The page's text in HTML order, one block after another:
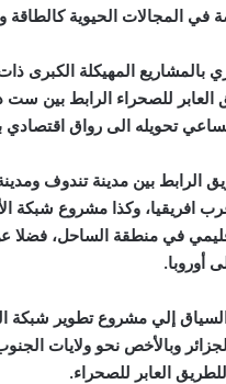
في المجالات الحيوية كالطاقة
المهيكلة الكبرى
العابر للصحراء الرابط بين
تحويله الى رواق اقتصادي
الرابط بين مدينة تندوف
وكذا مشروع شبكة
في منطقة الساحل، فضلا
أوروبا.
إلي مشروع تطوير شبكة
وبالأخص نحو ولايات
العابر للصحراء.